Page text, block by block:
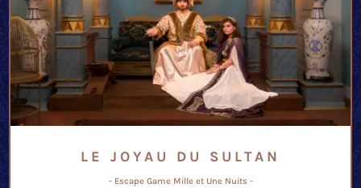
LE JOYAU DU SULTAN
- Escape Game Mille et Une Nuits -